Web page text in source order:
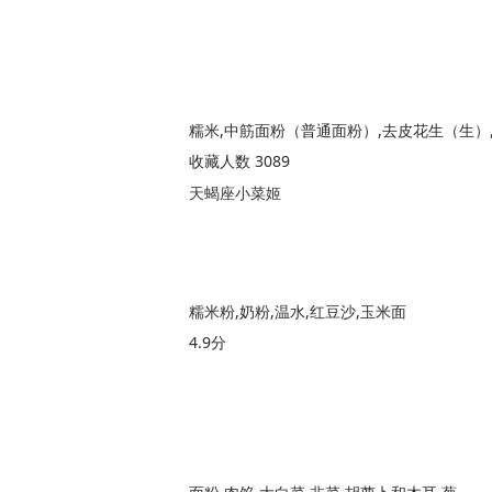
糯米,中筋面粉（普通面粉）,去皮花生（生
收藏人数 3089
天蝎座小菜姬
糯米粉,奶粉,温水,红豆沙,玉米面
4.9分